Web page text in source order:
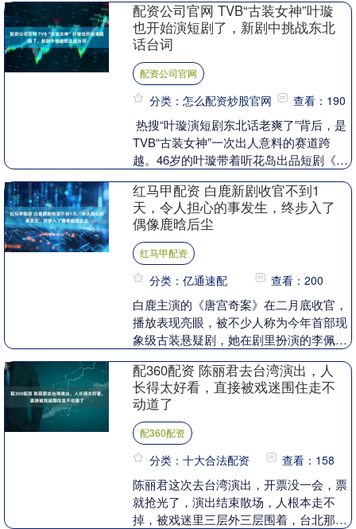
曾庆杰再次操刀，....
配资公司官网 TVB“古装女神”叶璇
也开始演短剧了，新剧中挑战东北
话台词
配资公司官网
分类：怎么配资炒股官网 查看：190
热搜“叶璇演短剧东北话老爽了”背后，是
TVB“古装女神”一次出人意料的赛道跨
越。46岁的叶璇带着听花岛出品短剧《少
拿下观看....
红马甲配资 白鹿新剧收官不到1
天，令人担心的事发生，终步入了
偶像鹿晗后尘
红马甲配资
分类：亿通速配 查看：200
白鹿主演的《唐宫奇案》在二月底收官，
播放表现亮眼，被不少人称为今年首部现
象级古装悬疑剧，她在剧里扮演的李佩仪
返程，机场离开....
配360配资 陈丽君去台湾演出，人
长得太好看，直接被戏迷围住走不
动道了
配360配资
分类：十大合法配资 查看：158
陈丽君这次去台湾演出，开票没一会，票
就抢光了，演出结束散场，人根本走不
掉，被戏迷里三层外三层围着，台北那天